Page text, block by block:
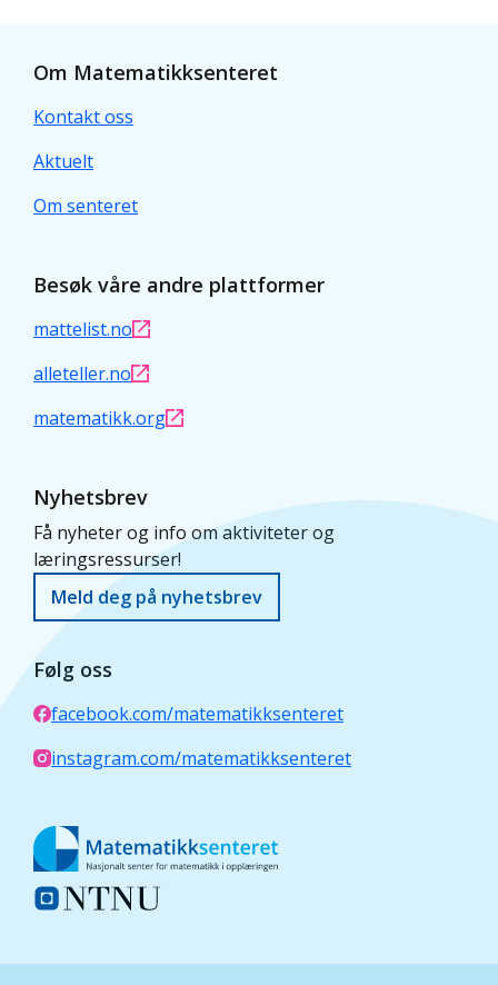
Om Matematikksenteret
Kontakt oss
Aktuelt
Om senteret
Besøk våre andre plattformer
mattelist.no
alleteller.no
matematikk.org
Nyhetsbrev
Få nyheter og info om aktiviteter og
læringsressurser!
Meld deg på nyhetsbrev
Følg oss
facebook.com/matematikksenteret
instagram.com/matematikksenteret